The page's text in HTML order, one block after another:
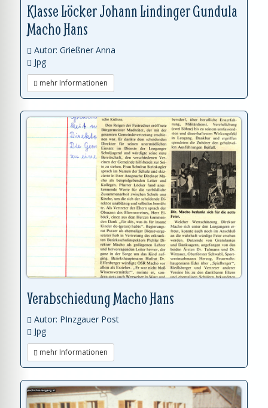
Klasse Löcker Johann Lindinger Gundula
Macho Hans
Autor: Grießner Anna
Jpg
mehr Informationen
Verabschiedung Macho Hans
Autor: PInzgauer Post
Jpg
mehr Informationen